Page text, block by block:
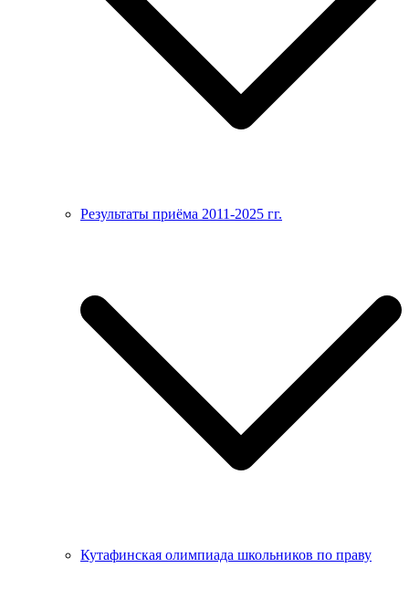
Результаты приёма 2011-2025 гг.
Кутафинская олимпиада школьников по праву